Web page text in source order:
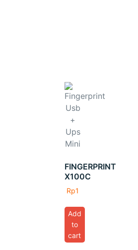
FINGERPRINT
X100C
Rp1
Add
to
cart